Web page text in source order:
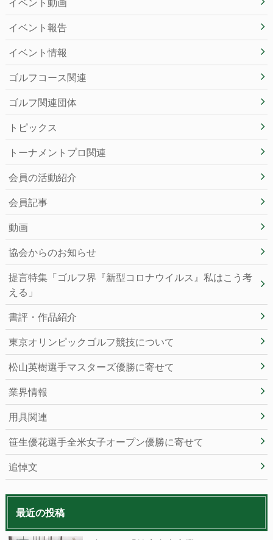
イベント報告
イベント情報
ゴルフコース関連
ゴルフ関連団体
トピックス
トーナメントプロ関連
会員の活動紹介
会員記事
動画
協会からのお知らせ
提言特集「ゴルフ界『新型コロナウイルス』私はこう考
える」
書評・作品紹介
東京オリンピックゴルフ競技について
松山英樹選手マスターズ優勝に寄せて
業界情報
用具関連
笹生優花選手全米女子オープン優勝に寄せて
追悼文
最近の投稿